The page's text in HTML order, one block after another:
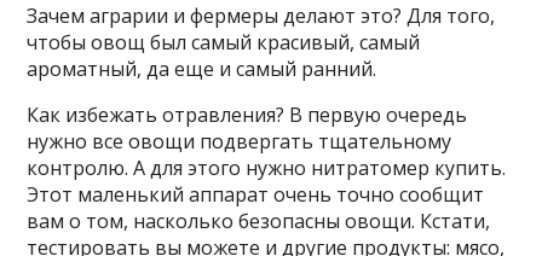
Зачем аграрии и фермеры делают это? Для того,
чтобы овощ был самый красивый, самый
ароматный, да еще и самый ранний.
Как избежать отравления? В первую очередь
нужно все овощи подвергать тщательному
контролю. А для этого нужно нитратомер купить.
Этот маленький аппарат очень точно сообщит
вам о том, насколько безопасны овощи. Кстати,
тестировать вы можете и другие продукты: мясо,